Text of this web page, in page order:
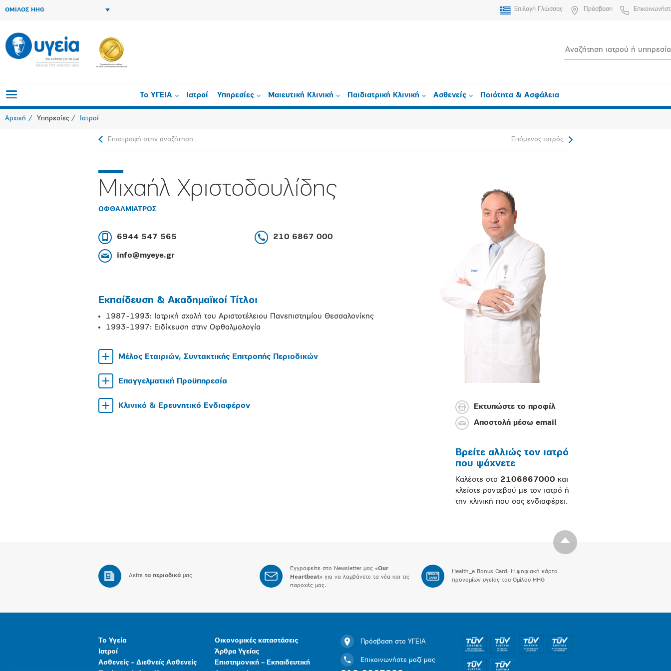
ΟΜΙΛΟΣ HHG Επιλογή Γλώσσας Πρόσβαση
Το ΥΓΕΙΑ Ιατροί Υπηρεσίες Μαιευτική Κλινική Παιδιατρική Κλινική Ασθενείς Ποιότητα & Ασφάλεια
Αρχική Υπηρεσίες Ιατροί
Επιστροφή στην αναζήτηση Επόμενος ιατρός
Μιχαήλ Χριστοδουλίδης
ΟΦΘΑΛΜΙΑΤΡΟΣ
6944 547 565 210 6867 000
info@myeye.gr
Εκπαίδευση & Ακαδημαϊκοί Τίτλοι
1987-1993: Ιατρική σχολή του Αριστοτέλειου Πανεπιστημίου Θεσσαλονίκης
1993-1997: Ειδίκευση στην Οφθαλμολογία
Μέλος Εταιριών, Συντακτικής Επιτροπής Περιοδικών
Επαγγελματική Προϋπηρεσία
Κλινικό & Ερευνητικό Ενδιαφέρον
Εκτυπώστε το προφίλ
Αποστολή μέσω email
Βρείτε αλλιώς τον ιατρό
που ψάχνετε
Καλέστε στο 2106867000 και
κλείστε ραντεβού με τον ιατρό ή
την κλινική που σας ενδιαφέρει.
Δείτε τα περιοδικά μας
Εγγραφείτε στο Newsletter μας «Our
Heartbeat» για να λαμβάνετε τα νέα και τις
παροχές μας.
BONUS
CARD
Health_e Bonus Card: H ψηφιακή κάρτα
προνομίων υγείας του Ομίλου HHG
Το Υγεία
Ιατροί
Ασθενείς – Διεθνείς Ασθενείς
Οικονομικές καταστάσεις
Άρθρα Υγείας
Επιστημονική – Εκπαιδευτική
Πρόσβαση στο ΥΓΕΙΑ
Επικοινωνήστε μαζί μας